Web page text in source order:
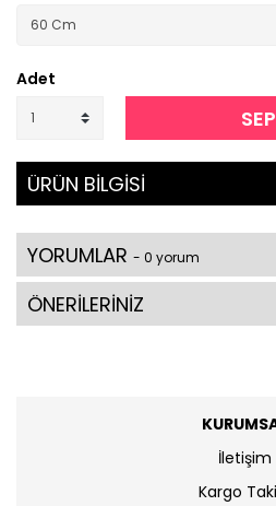
Adet
ÜRÜN BİLGİSİ
YORUMLAR - 0 yorum
ÖNERİLERİNİZ
İletişim
Kargo